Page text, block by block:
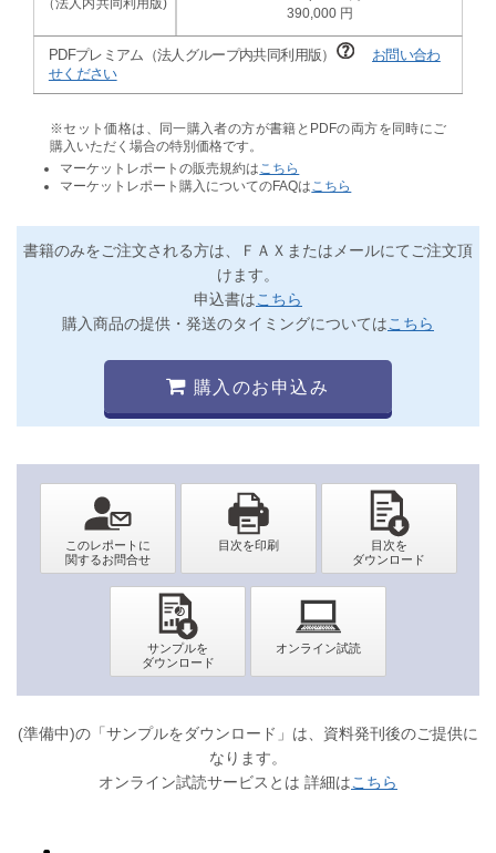
390,000
PDFプレミアム（法人グループ内共同利用版）
お問い合わ
せください
※セット価格は、同一購入者の方が書籍とPDFの両方を同時にご
購入いただく場合の特別価格です。
マーケットレポートの販売規約は こちら
マーケットレポート購入についてのFAQは こちら
書籍のみをご注文される方は、ＦＡＸまたはメールにてご注文頂
けます。
申込書はこちら
購入商品の提供・発送のタイミングについてはこちら
購入のお申込み
(準備中)の「サンプルをダウンロード」は、資料発刊後のご提供に
なります。
オンライン試読サービスとは 詳細はこちら